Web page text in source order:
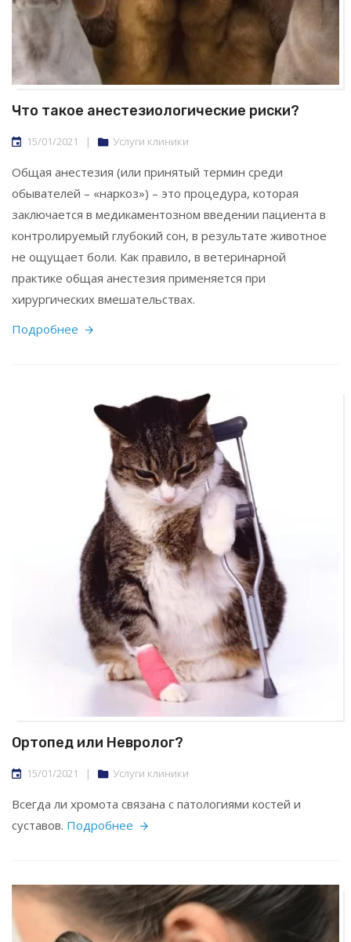
Что такое анестезиологические риски?
15/01/2021 | Услуги клиники
Общая анестезия (или принятый термин среди
обывателей – «наркоз») – это процедура, которая
заключается в медикаментозном введении пациента в
контролируемый глубокий сон, в результате животное
не ощущает боли. Как правило, в ветеринарной
практике общая анестезия применяется при
хирургических вмешательствах.
Подробнее
Ортопед или Невролог?
15/01/2021 | Услуги клиники
Всегда ли хромота связана с патологиями костей и
суставов. Подробнее